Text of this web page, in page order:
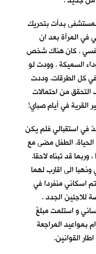
بدأت بتحريك
في المرآة بعد ان
نفسي . كان هناك شخص
السميكة . وودت لو
كل الطرقات. وددت
التحقق من احتمالات
القرية في أيام صباي!
استقبالي فلم يكن
الطفل مضى مع
قد تبناه لاحقا.
وذهبا الى اقارب لهما
اسكاني منفردا في
الجدد .
و استلمت مبلغَ
بمواعيد المراجعة
القوانين.